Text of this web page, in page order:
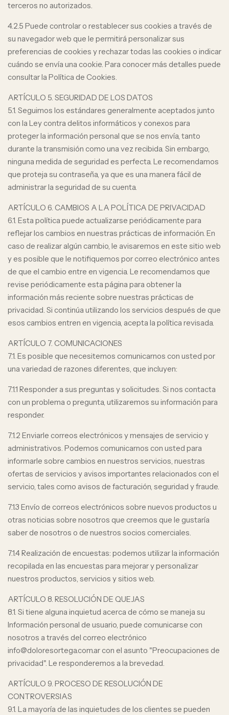
terceros no autorizados.
4.2.5 Puede controlar o restablecer sus cookies a través de
su navegador web que le permitirá personalizar sus
preferencias de cookies y rechazar todas las cookies o indicar
cuándo se envía una cookie. Para conocer más detalles puede
consultar la Política de Cookies.
ARTÍCULO 5. SEGURIDAD DE LOS DATOS
5.1. Seguimos los estándares generalmente aceptados junto
con la Ley contra delitos informáticos y conexos para
proteger la información personal que se nos envía, tanto
durante la transmisión como una vez recibida. Sin embargo,
ninguna medida de seguridad es perfecta. Le recomendamos
que proteja su contraseña, ya que es una manera fácil de
administrar la seguridad de su cuenta.
ARTÍCULO 6. CAMBIOS A LA POLÍTICA DE PRIVACIDAD
6.1. Esta política puede actualizarse periódicamente para
reflejar los cambios en nuestras prácticas de información. En
caso de realizar algún cambio, le avisaremos en este sitio web
y es posible que le notifiquemos por correo electrónico antes
de que el cambio entre en vigencia. Le recomendamos que
revise periódicamente esta página para obtener la
información más reciente sobre nuestras prácticas de
privacidad. Si continúa utilizando los servicios después de que
esos cambios entren en vigencia, acepta la política revisada.
ARTÍCULO 7. COMUNICACIONES
7.1. Es posible que necesitemos comunicarnos con usted por
una variedad de razones diferentes, que incluyen:
7.1.1 Responder a sus preguntas y solicitudes. Si nos contacta
con un problema o pregunta, utilizaremos su información para
responder.
7.1.2 Enviarle correos electrónicos y mensajes de servicio y
administrativos. Podemos comunicarnos con usted para
informarle sobre cambios en nuestros servicios, nuestras
ofertas de servicios y avisos importantes relacionados con el
servicio, tales como avisos de facturación, seguridad y fraude.
7.1.3 Envío de correos electrónicos sobre nuevos productos u
otras noticias sobre nosotros que creemos que le gustaría
saber de nosotros o de nuestros socios comerciales.
7.1.4 Realización de encuestas: podemos utilizar la información
recopilada en las encuestas para mejorar y personalizar
nuestros productos, servicios y sitios web.
ARTÍCULO 8. RESOLUCIÓN DE QUEJAS
8.1. Si tiene alguna inquietud acerca de cómo se maneja su
Información personal de usuario, puede comunicarse con
nosotros a través del correo electrónico
info@doloresortega.com.ar con el asunto "Preocupaciones de
privacidad". Le responderemos a la brevedad.
ARTÍCULO 9. PROCESO DE RESOLUCIÓN DE
CONTROVERSIAS
9.1. La mayoría de las inquietudes de los clientes se pueden